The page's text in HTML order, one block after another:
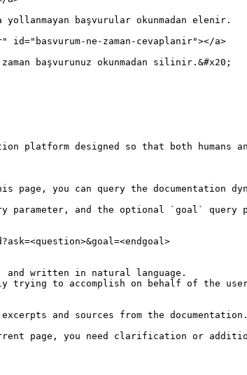
yollanmayan başvurular okunmadan elenir.
id="basvurum-ne-zaman-cevaplanir"></a>
başvurunuz okunmadan silinir.&#x20;
platform designed so that both humans
you can query the documentation
parameter, and the optional `goal` query
written in natural language.
trying to accomplish on behalf of the
and sources from the documentation.
page, you need clarification or